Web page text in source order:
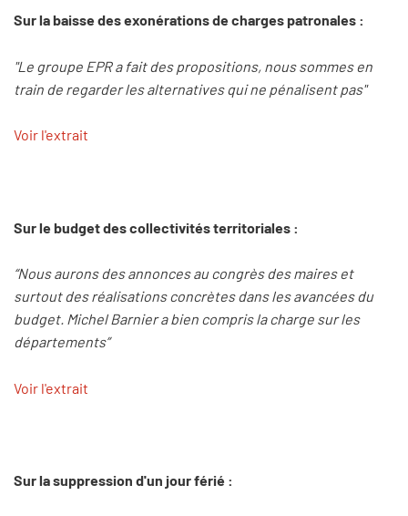
Sur la baisse des exonérations de charges patronales :
"Le groupe EPR a fait des propositions, nous sommes en
train de regarder les alternatives qui ne pénalisent pas"
Voir l'extrait
Sur le budget des collectivités territoriales :
“Nous aurons des annonces au congrès des maires et
surtout des réalisations concrètes dans les avancées du
budget. Michel Barnier a bien compris la charge sur les
départements”
Voir l'extrait
Sur la suppression d'un jour férié :